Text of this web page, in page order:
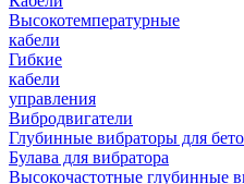
Высокотемпературные
кабели
Гибкие
кабели
управления
Вибродвигатели
Глубинные вибраторы для
Булава для вибратора
Высокочастотные глубинные